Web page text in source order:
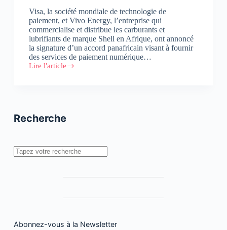
Visa, la société mondiale de technologie de
paiement, et Vivo Energy, l’entreprise qui
commercialise et distribue les carburants et
lubrifiants de marque Shell en Afrique, ont annoncé
la signature d’un accord panafricain visant à fournir
des services de paiement numérique…
Lire l'article
Visa
développer
numérique
dans
Recherche
Rechercher
Abonnez-vous à la Newsletter